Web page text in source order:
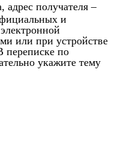
адрес получателя –
и
или при устройстве
переписке по
укажите тему